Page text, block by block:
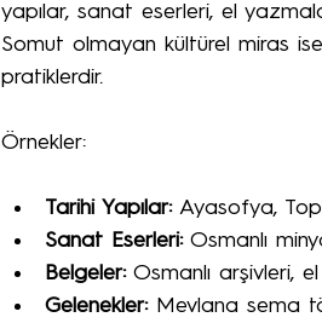
yapılar, sanat eserleri, el
Somut olmayan kültürel miras
pratiklerdir.
Örnekler:
Tarihi Yapılar: Ayasofya,
Sanat Eserleri: Osmanlı
Belgeler: Osmanlı arşivleri,
Gelenekler: Mevlana sema